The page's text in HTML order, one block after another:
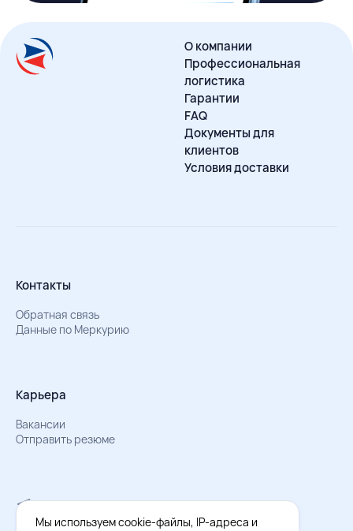
О компании
Профессиональная
логистика
Гарантии
FAQ
Документы для
клиентов
Условия доставки
Контакты
Обратная связь
Данные по Меркурию
Карьера
Вакансии
Отправить резюме
Мы в Телеграм
Документы об обработке персональных данных
Мы используем cookie-файлы, IP-адреса и